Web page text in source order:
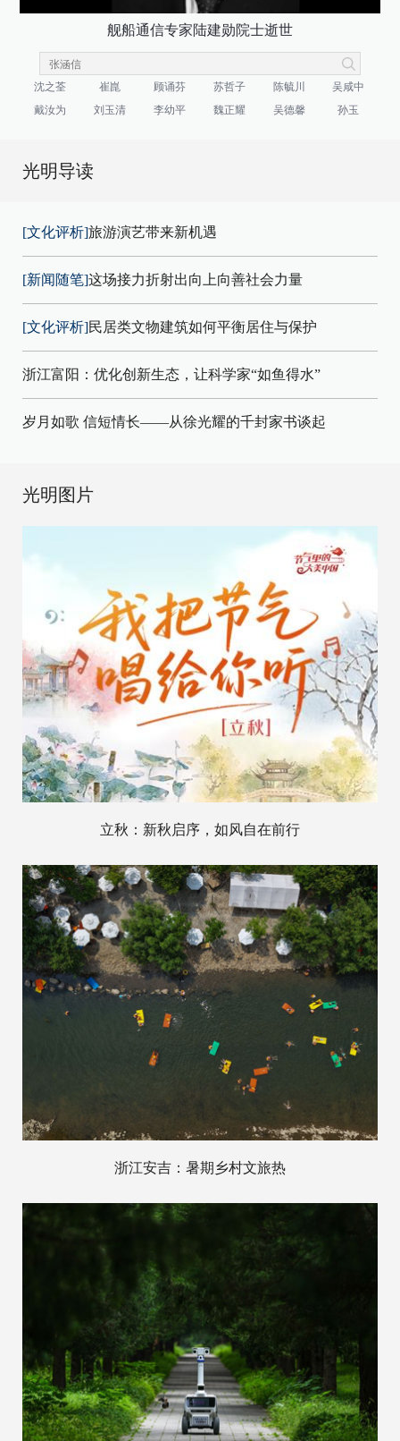
舰船通信专家陆建勋院士逝世
沈之荃 崔崑 顾诵芬 苏哲子 陈毓川
吴咸中
戴汝为
刘玉清 李幼平 魏正耀 吴德馨 孙玉
光明导读
[文化评析]旅游演艺带来新机遇
[新闻随笔]这场接力折射出向上向善社会力量
[文化评析]民居类文物建筑如何平衡居住与保护
浙江富阳：优化创新生态，让科学家“如鱼得水”
岁月如歌 信短情长——从徐光耀的千封家书谈起
光明图片
立秋：新秋启序，如风自在前行
浙江安吉：暑期乡村文旅热